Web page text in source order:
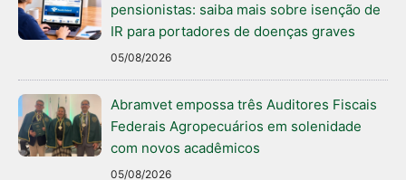
pensionistas: saiba mais sobre isenção de
IR para portadores de doenças graves
05/08/2026
Abramvet empossa três Auditores Fiscais
Federais Agropecuários em solenidade
com novos acadêmicos
05/08/2026